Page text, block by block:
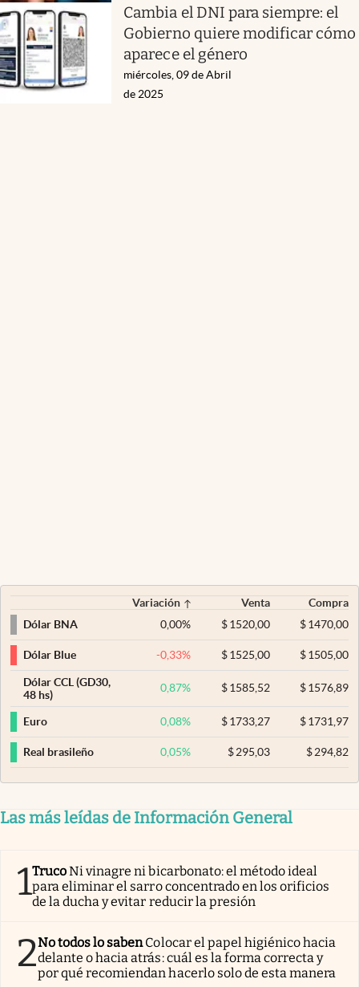
Cambia el DNI para siempre: el
Gobierno quiere modificar cómo
aparece el género
miércoles, 09 de Abril
de 2025
Variación Venta
Compra
Dólar BNA
0,00% $ 1520,00 $1470,00
Dólar Blue -0,33% $ 1525,00 $1505,00
Dólar CCL (GD30,
48 hs)
0,87% $ 1585,52 $1576,89
Euro 0,08% $ 1733,27 $1731,97
Real brasileño 0,05% $ 295,03 $294,82
Las más leídas de Información General
1TrucoNi vinagre ni bicarbonato: el método ideal
para eliminar el sarro concentrado en los orificios
de la ducha y evitar reducir la presión
2No todos lo sabenColocar el papel higiénico hacia
delante o hacia atrás: cuál es la forma correcta y
por qué recomiendan hacerlo solo de esta manera